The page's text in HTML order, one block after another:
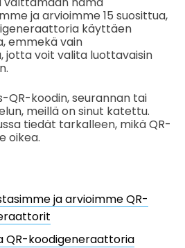
ja arvioimme 15 suosittua,
käyttäen
emmekä vain
jotta voit valita luottavaisin
QR-koodin, seurannan tai
meillä on sinut katettu.
tiedät tarkalleen, mikä QR-
oikea.
ja arvioimme QR-
QR-koodigeneraattoria